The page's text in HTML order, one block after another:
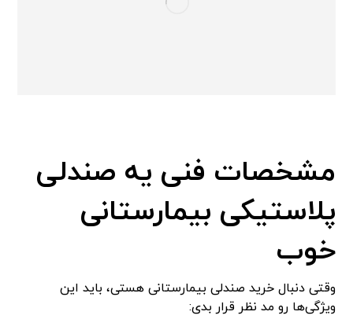
مشخصات فنی یه صندلی
پلاستیکی بیمارستانی
خوب
وقتی دنبال خرید صندلی بیمارستانی هستی، باید این
ویژگی‌ها رو مد نظر قرار بدی: